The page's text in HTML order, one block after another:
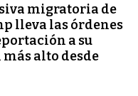
migratoria de
lleva las órdenes
a su
alto desde